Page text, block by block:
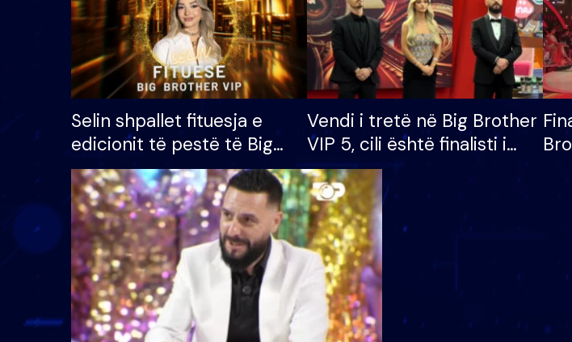
Selin shpallet fituesja e
edicionit të pestë të Big
Brother VIP, rrëmben
çmimin e madh prej 100
mijë eurosh
Vendi i tretë në Big Brother
VIP 5, cili është finalisti i
radhës që lë shtëpinë